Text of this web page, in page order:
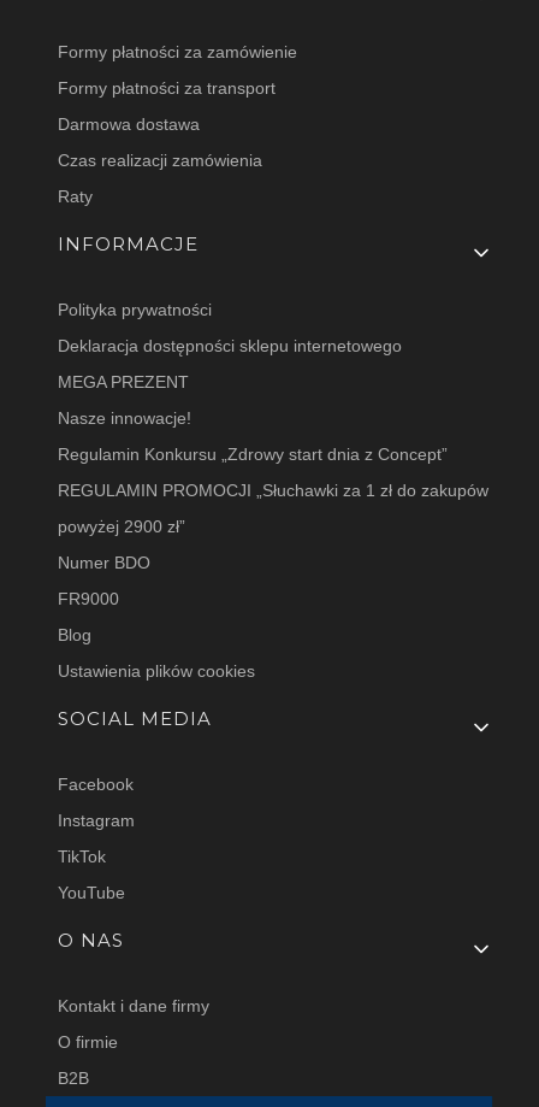
Formy płatności za zamówienie
Formy płatności za transport
Darmowa dostawa
Czas realizacji zamówienia
Raty
INFORMACJE
Polityka prywatności
Deklaracja dostępności sklepu internetowego
MEGA PREZENT
Nasze innowacje!
Regulamin Konkursu „Zdrowy start dnia z Concept”
REGULAMIN PROMOCJI „Słuchawki za 1 zł do zakupów
powyżej 2900 zł”
Numer BDO
FR9000
Blog
Ustawienia plików cookies
SOCIAL MEDIA
Facebook
Instagram
TikTok
YouTube
O NAS
Kontakt i dane firmy
O firmie
B2B